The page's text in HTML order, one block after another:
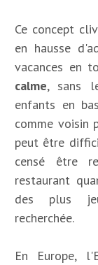
Ce concept
en hausse
vacances en
calme, sans
enfants en
comme voisin
peut être
censé être
restaurant
des plus
recherchée.
En Europe,